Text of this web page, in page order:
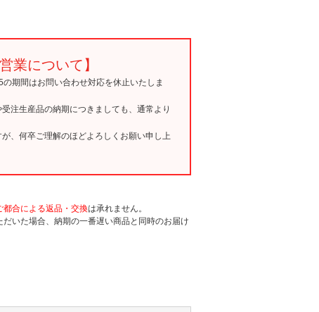
業について】
期間はお問い合わせ対応を休止いたしま
注生産品の納期につきましても、通常より
、何卒ご理解のほどよろしくお願い申し上
都合による返品・交換は承れません。
いた場合、納期の一番遅い商品と同時のお届け